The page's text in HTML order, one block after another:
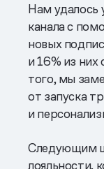
Нам удалось
канала с
новых
и 16% из
того, мы
от запуска
и
Следующим
лояльности,